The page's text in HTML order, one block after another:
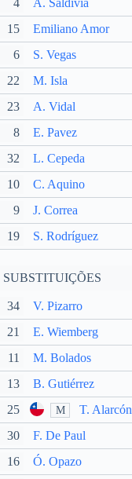
4 A. Saldivia
15 Emiliano Amor
6 S. Vegas
22 M. Isla
23 A. Vidal
8 E. Pavez
32 L. Cepeda
10 C. Aquino
9 J. Correa
19 S. Rodríguez
SUBSTITUIÇÕES
34 V. Pizarro
21 E. Wiemberg
11 M. Bolados
13
B. Gutiérrez
25
M
T. Alarcón
30
F. De Paul
16
Ó. Opazo